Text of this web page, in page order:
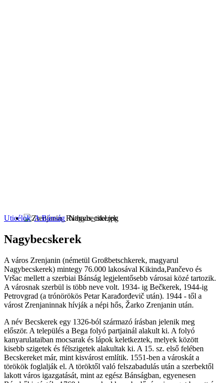
Uticélok A Bánság Nagybecskerek
Nagybecskerek
A város Zrenjanin (németül Großbetschkerek, magyarul
Nagybecskerek) mintegy 76.000 lakosával Kikinda,Pančevo és
Vršac mellett a szerbiai Bánság legjelentősebb városai közé tartozik.
A városnak szerbül is több neve volt. 1934- ig Bečkerek, 1944-ig
Petrovgrad (a trónörökös Petar Karađorđevič után). 1944 - től a
várost Zrenjaninnak hívják a népi hős, Žarko Zrenjanin után.
A név Becskerek egy 1326-ból származó írásban jelenik meg
először. A település a Bega folyó partjainál alakult ki. A folyó
kanyarulataiban mocsarak és lápok keletkeztek, melyek között
kisebb szigetek és félszigetek alakultak ki. A 15. sz. első felében
Becskereket már, mint kisvárost említik. 1551-ben a városkát a
törökök foglalják el. A töröktől való felszabadulás után a szerbektől
lakott város igazgatását, mint az egész Bánságban, egyenesen